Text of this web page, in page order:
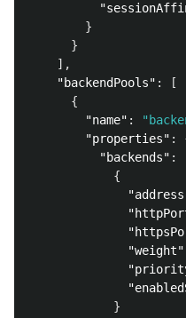
}
}
],
"backendPools" :
[
{
"name" :
"properties" :
"backends" :
{
"weight"
}